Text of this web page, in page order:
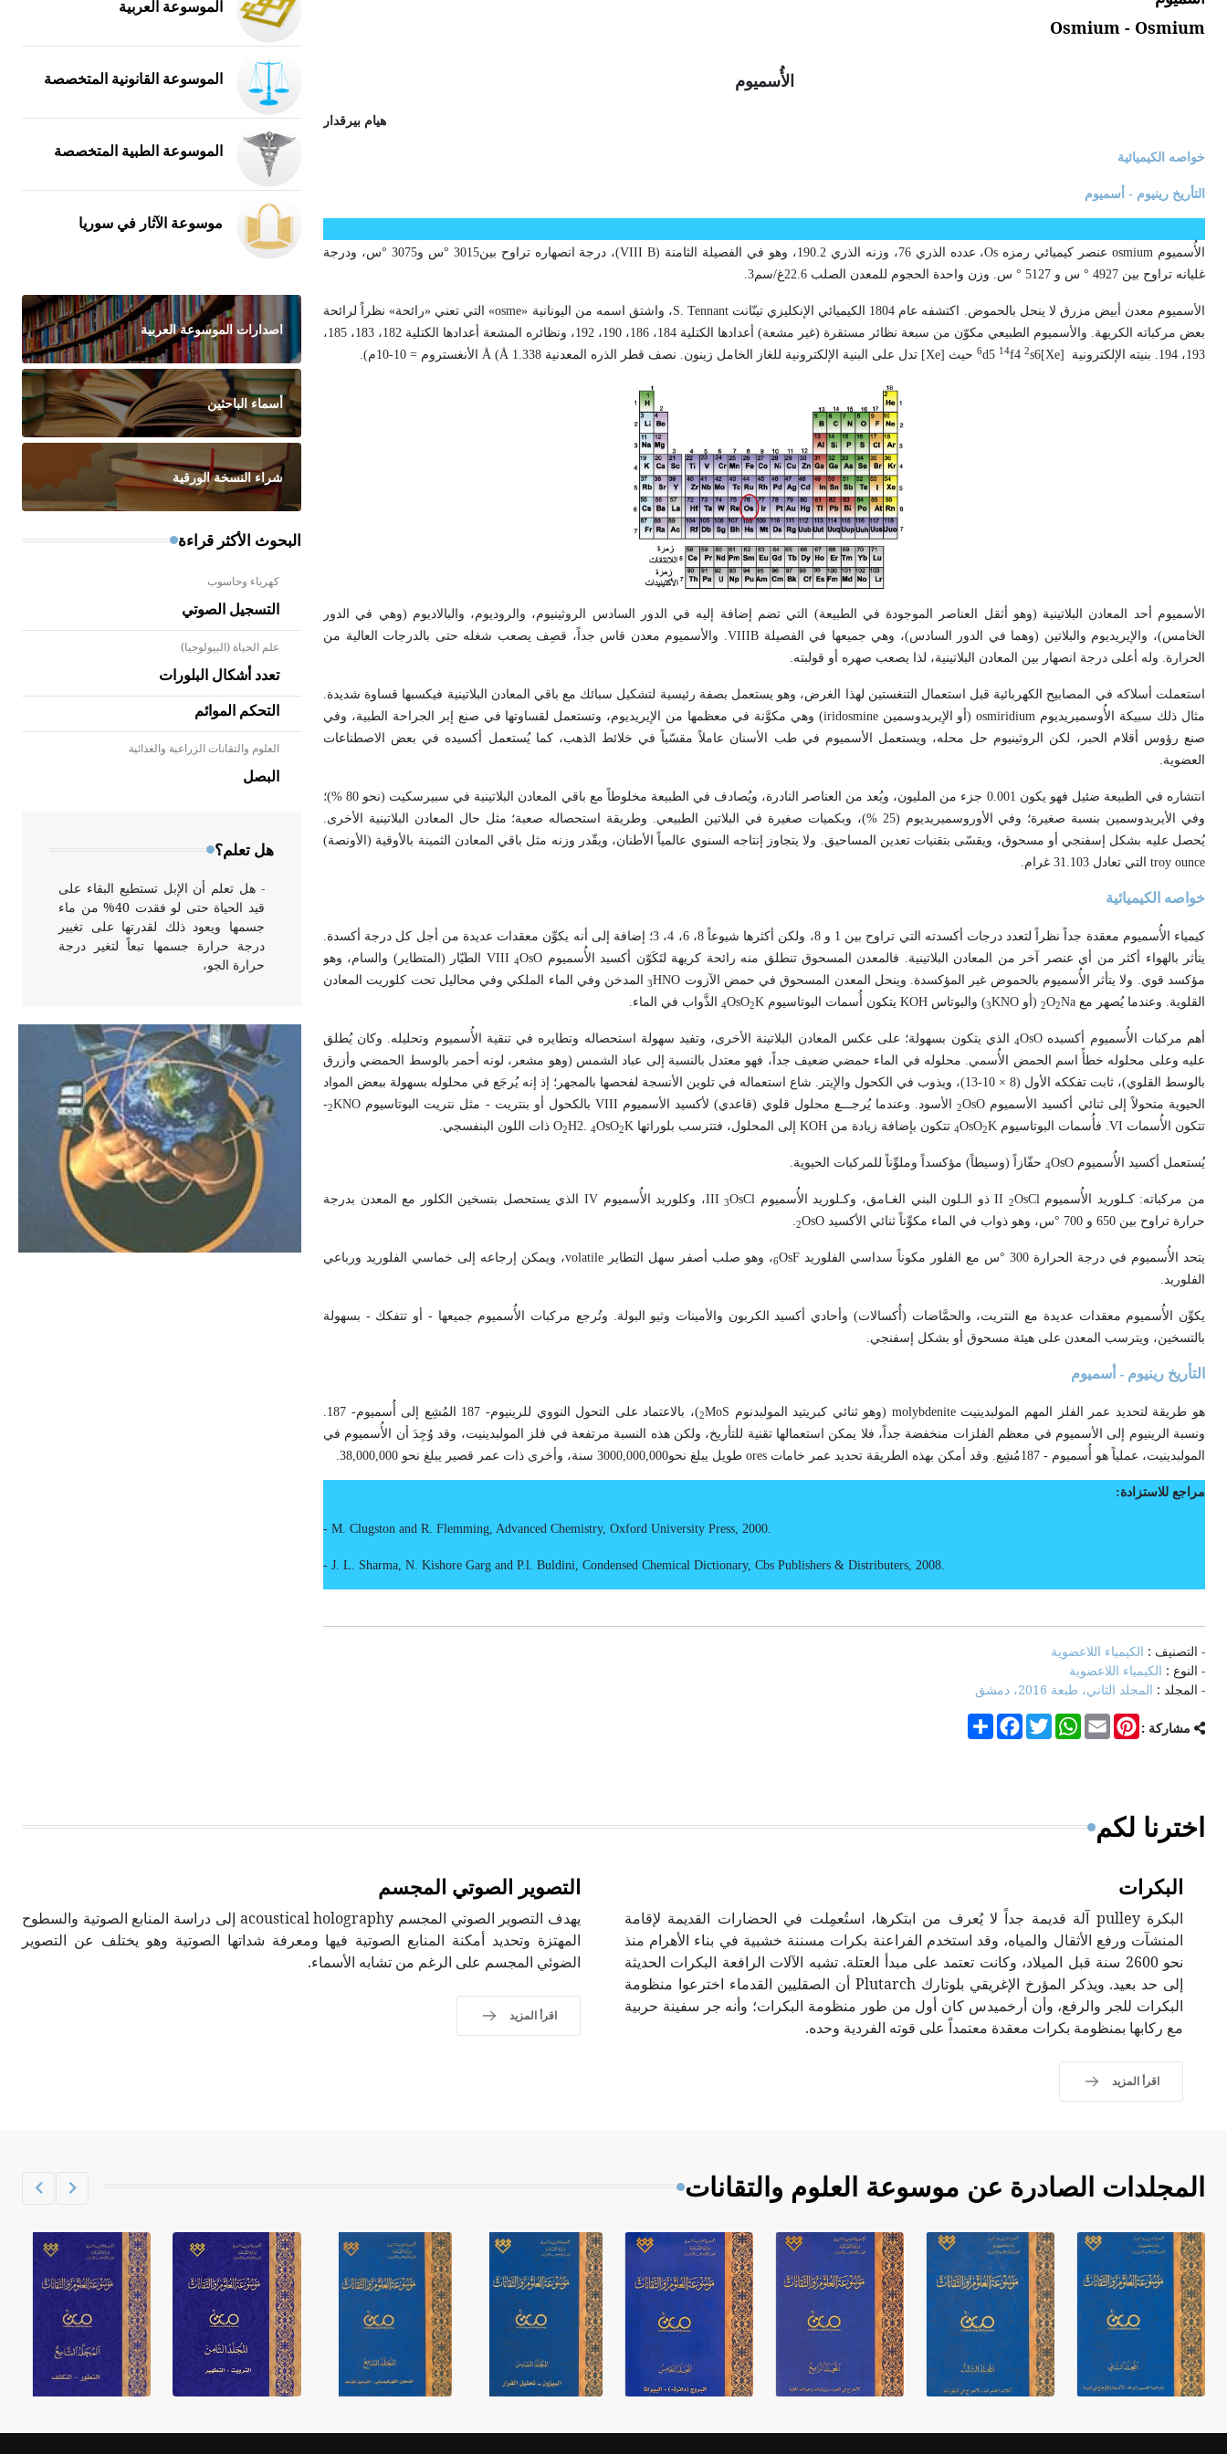
Osmium - Osmium
الأُسميوم
هيام بيرقدار
خواصه الكيميائية
التأريخ رينيوم - أسميوم
الأُسميوم osmiumعنصر كيميائي رمزه Os، عدده الذري 76، وزنه الذري 190.2، وهو في الفصيلة الثامنة ( VIII B
)، درجة انصهاره تراوح بين3015 °س و3075 °س، ودرجة
غليانه تراوح بين 4927 ° س و 5127 ° س. وزن واحدة الحجوم للمعدن الصلب 22.6غ/سم3.
الأسميوم معدن أبيض مزرق لا ينحل بالحموض. اكتشفه عام 1804 الكيميائي الإنكليزي تينّانت S. Tennant، واشتق اسمه من اليونانية «osme» التي تعني «رائحة» نظراً لرائحة
بعض مركباته الكريهة. والأسميوم الطبيعي مكوّن من سبعة نظائر مستقرة (غير مشعة) أعدادها الكتلية 184، 186، 190، 192، ونظائره المشعة أعدادها الكتلية 182، 183، 185،
193، 194. بنيته الإلكترونية
[Xe]
6
s
2
f
14
d
6 حيث [Xe] تدل على البنية الإلكترونية للغاز الخامل زينون. نصف قطر الذره المعدنية 1.338 Å (Å الأنغستروم = 10-10م).
الأسميوم أحد المعادن البلاتينية (وهو أثقل العناصر الموجودة في الطبيعة) التي تضم إضافة إليه في الدور السادس الروثينيوم، والروديوم، والبالاديوم (وهي في الدور
الخامس)، والإيريديوم والبلاتين (وهما في الدور السادس)، وهي جميعها في الفصيلة VIIIB. والأسميوم معدن قاس جداً، قصِف يصعب شغله حتى بالدرجات العالية من
الحرارة. وله أعلى درجة انصهار بين المعادن البلاتينية، لذا يصعب صهره أو قولبته.
استعملت أسلاكه في المصابيح الكهربائية قبل استعمال التنغستين لهذا الغرض، وهو يستعمل بصفة رئيسية لتشكيل سبائك مع باقي المعادن البلاتينية فيكسبها قساوة شديدة.
مثال ذلك سبيكة الأُوسميريديوم osmiridium(أو الإيريدوسمينiridosmine) وهي مكوَّنة في معظمها من الإيريديوم، وتستعمل لقساوتها في صنع إبر الجراحة الطبية، وفي
صنع رؤوس أقلام الحبر، لكن الروثينيوم حل محله، ويستعمل الأسميوم في طب الأسنان عاملاً مقسّياً في خلائط الذهب، كما يُستعمل أكسيده في بعض الاصطناعات
العضوية.
انتشاره في الطبيعة ضئيل فهو يكون 0.001 جزء من المليون، ويُعد من العناصر النادرة، ويُصادف في الطبيعة مخلوطاً مع باقي المعادن البلاتينية في سبيرسكيت (نحو 80 %)؛
وفي الأيريدوسمين بنسبة صغيرة؛ وفي الأوروسميريديوم (25 %)، وبكميات صغيرة في البلاتين الطبيعي. وطريقة استحصاله صعبة؛ مثل حال المعادن البلاتينية الأخرى.
يُحصل عليه بشكل إسفنجي أو مسحوق، ويقسّى بتقنيات تعدين المساحيق. ولا يتجاوز إنتاجه السنوي عالمياً الأطنان، ويقّدر وزنه مثل باقي المعادن الثمينة بالأوقية (الأونصة)
troy ounce التي تعادل 31.103 غرام.
خواصه الكيميائية
كيمياء الأُسميوم معقدة جداً نظراً لتعدد درجات أكسدته التي تراوح بين 1 و 8، ولكن أكثرها شيوعاً 8، 6، 4، 3؛ إضافة إلى أنه يكوِّن معقدات عديدة من أجل كل درجة أكسدة.
يتأثر بالهواء أكثر من أي عنصر آخر من المعادن البلاتينية. فالمعدن المسحوق تنطلق منه رائحة كريهة لتَكَوّن أكسيد الأُسميوم OsO
4
VIII الطيّار (المتطاير) والسام، وهو
مؤكسد قوي. ولا يتأثر الأُسميوم بالحموض غير المؤكسدة. وينحل المعدن المسحوق في حمض الآزوت HNO
3المدخن وفي الماء الملكي وفي محاليل تحت كلوريت المعادن
القلوية. وعندما يُصهر مع Na
2
O
2 (أو KNO
3) والبوتاس KOH يتكون أُسمات البوتاسيوم K
2
OsO
4 الذَّواب في الماء.
أهم مركبات الأُسميوم أكسيده OsO
4الذي يتكون بسهولة؛ على عكس المعادن البلاتينة الأخرى، وتفيد سهولة استحصاله وتطايره في تنقية الأُسميوم وتحليله. وكان يُطلق
عليه وعلى محلوله خطأً اسم الحمض الأُسمي. محلوله في الماء حمضي ضعيف جداً، فهو معتدل بالنسبة إلى عباد الشمس (وهو مشعر، لونه أحمر بالوسط الحمضي وأزرق
بالوسط القلوي)، ثابت تفككه الأول (8 × 10-13)، ويذوب في الكحول والإيتر. شاع استعماله في تلوين الأنسجة لفحصها بالمجهر؛ إذ إنه يُرجَع في محلوله بسهولة ببعض المواد
الحيوية متحولاً إلى ثنائي أكسيد الأسميوم OsO
2الأسود. وعندما يُرجـــع محلول قلوي (قاعدي) لأكسيد الأسميوم VIIIبالكحول أو بنتريت - مثل نتريت البوتاسيوم KNO
2
-
تتكون الأُسمات VI. فأُسمات البوتاسيوم K
2
OsO
4 تتكون بإضافة زيادة من KOH إلى المحلول، فتترسب بلوراتها K
2
OsO
4
.
2
H
2
O ذات اللون البنفسجي.
يُستعمل أكسيد الأُسميوم OsO
4 حفّازاً (وسيطاً) مؤكسداً وملوِّناً للمركبات الحيوية.
من مركباته: كـلوريد الأُسميومOsCl
2
IIذو الـلون البني الغـامق، وكـلوريد الأُسميوم OsCl
3
III، وكلوريد الأُسميومIV الذي يستحصل بتسخين الكلور مع المعدن بدرجة
حرارة تراوح بين 650 و 700 °س، وهو ذواب في الماء مكوِّناً ثنائي الأكسيد
OsO
2
.
يتحد الأُسميوم في درجة الحرارة 300 °س مع الفلور مكوناً سداسي الفلوريد OsF
6، وهو صلب أصفر سهل التطاير volatile، ويمكن إرجاعه إلى خماسي الفلوريد ورباعي
الفلوريد.
يكوِّن الأُسميوم معقدات عديدة مع النتريت، والحمَّاضات (أُكسالات) وأحادي أكسيد الكربون والأمينات وثيو البولة. وتُرجع مركبات الأُسميوم جميعها - أو تتفكك - بسهولة
بالتسخين، ويترسب المعدن على هيئة مسحوق أو بشكل إسفنجي.
التأريخ رينيوم - أسميوم
هو طريقة لتحديد عمر الفلز المهم المولبدينيتmolybdenite (وهو ثنائي كبريتيد المولبدنوم MoS
2
)، بالاعتماد على التحول النووي للرينيوم- 187 المُشِع إلى أُسميوم- 187.
ونسبة الرينيوم إلى الأسميوم في معظم الفلزات منخفضة جداً، فلا يمكن استعمالها تقنية للتأريخ، ولكن هذه النسبة مرتفعة في فلز المولبدينيت، وقد وُجِدَ أن الأُسميوم في
المولبدينيت، عملياً هو أُسميوم - 187مُشِع. وقد أمكن بهذه الطريقة تحديد عمر خامات
ores طويل يبلغ نحو3000,000,000 سنة، وأخرى ذات عمر قصير يبلغ نحو 38,000,000.
مراجع للاستزادة:
- M. Clugston and R. Flemming, Advanced Chemistry, Oxford University Press, 2000.
- J. L. Sharma, N. Kishore Garg and P.l. Buldini, Condensed Chemical Dictionary, Cbs Publishers & Distributers, 2008.
- التصنيف : الكيمياء اللاعضوية
- النوع : الكيمياء اللاعضوية
- المجلد : المجلد الثاني، طبعة 2016، دمشق
مشاركة : Share
FacebookTwitter
WhatsAppEmail
Pinterest
الموسوعة العربية
الموسوعة القانونية المتخصصة
الموسوعة الطبية المتخصصة
موسوعة الآثار في سوريا
اصدارات الموسوعة العربية
أسماء الباحثين
شراء النسخة الورقية
البحوث الأكثر قراءة
كهرباء وحاسوب
التسجيل الصوتي
علم الحياة (البيولوجيا)
تعدد أشكال البلورات
التحكم الموائم
العلوم والتقانات الزراعية والغذائية
البصل
هل تعلم؟
- هل تعلم أن الأبلق نوع من الفنون
الهندسية التي ارتبطت بالعمارة
الإسلامية في بلاد الشام ومصر خاصة،
- هل تعلم أن الإبل تستطيع البقاء على
قيد الحياة حتى لو فقدت 40% من ماء
جسمها ويعود ذلك لقدرتها على تغيير
درجة حرارة جسمها تبعاً لتغير درجة
حرارة الجو،
- هل تعلم أن أبقراط كتب في الطب
أربعة مؤلفات هي: الحكم، الأدلة، تنظيم
التغذية، ورسالته في جروح الرأس.
ويعود له الفضل بأنه حرر الطب من
الدين والفلسفة.
- هل تعلم أن المرجان إفراز حيواني
يتكون في البحر ويتركب من مادة
كربونات الكلسيوم، وهو أحمر أو شديد
الحمرة وهو أجود أنواعه، ويمتاز بكبر
الحجم ويسمى الش
اخترنا لكم
البكرات
البكرة pulley آلة قديمة جداً لا يُعرف من ابتكرها، استُعمِلت في الحضارات القديمة لإقامة
المنشآت ورفع الأثقال والمياه، وقد استخدم الفراعنة بكرات مسننة خشبية في بناء الأهرام منذ
نحو 2600 سنة قبل الميلاد، وكانت تعتمد على مبدأ العتلة. تشبه الآلات الرافعة البكرات الحديثة
إلى حد بعيد. ويذكر المؤرخ الإغريقي بلوتارك Plutarch أن الصقليين القدماء اخترعوا منظومة
البكرات للجر والرفع، وأن أرخميدس كان أول من طور منظومة البكرات؛ وأنه جر سفينة حربية
مع ركابها بمنظومة بكرات معقدة معتمداً على قوته الفردية وحده.
اقرأ المزيد
التصوير الصوتي المجسم
يهدف التصوير الصوتي المجسم acoustical holography إلى دراسة المنابع الصوتية والسطوح
المهتزة وتحديد أمكنة المنابع الصوتية فيها ومعرفة شداتها الصوتية وهو يختلف عن التصوير
الضوئي المجسم على الرغم من تشابه الأسماء.
اقرأ المزيد
المجلدات الصادرة عن موسوعة العلوم والتقانات